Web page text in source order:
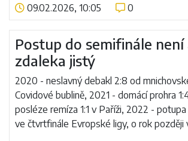
09.02.2026, 10:05
0
Číst více
Postup do semifinále není
zdaleka jistý
2020 - neslavný debakl 2:8 od
Covidové bublině, 2021 - domácí prohra
posléze remíza 1:1 v Paříži, 2022 -
ve čtvrtfinále Evropské ligy, o rok později